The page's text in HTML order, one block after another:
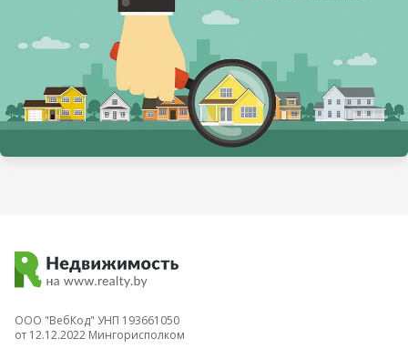
Мозырь
Светлогорск
Щучин
Кобрин
деревня Копище
Орша
агрогородок Ратомка
деревня Ковердяки
Добруш
агрогородок Путчино
деревня Боровляны
агрогородок Новка
ООО "ВебКод" УНП 193661050
от 12.12.2022 Мингорисполком